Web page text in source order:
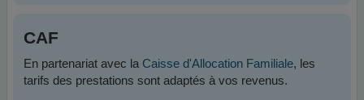
CAF
En partenariat avec la Caisse d'Allocation Familiale, les
tarifs des prestations sont adaptés à vos revenus.